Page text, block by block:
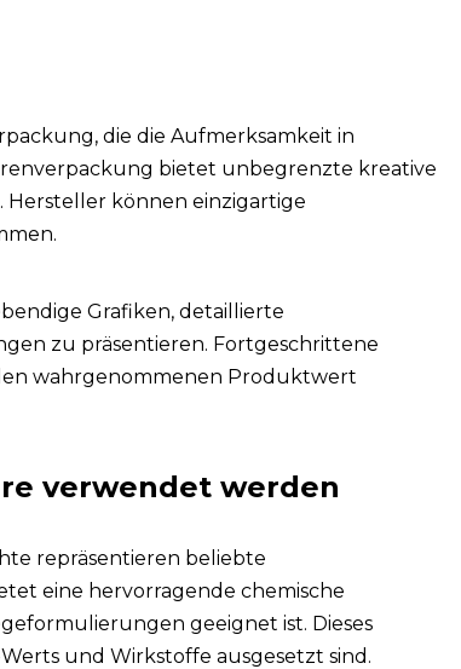
die die Aufmerksamkeit in
bietet unbegrenzte kreative
Hersteller können einzigartige
Grafiken, detaillierte
zu präsentieren. Fortgeschrittene
wahrgenommenen Produktwert
verwendet werden
repräsentieren beliebte
eine hervorragende chemische
geeignet ist. Dieses
und Wirkstoffe ausgesetzt sind.